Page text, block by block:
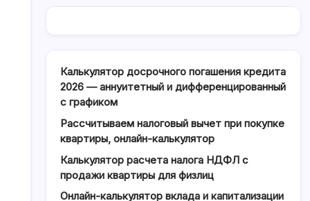
Калькулятор досрочного погашения кредита
2026 — аннуитетный и дифференцированный
с графиком
Рассчитываем налоговый вычет при покупке
квартиры, онлайн-калькулятор
Калькулятор расчета налога НДФЛ с
продажи квартиры для физлиц
Онлайн-калькулятор вклада и капитализации